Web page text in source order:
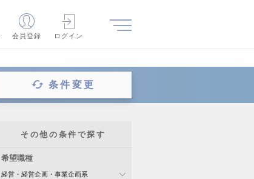
会員登録 ログイン
条件変更
その他の条件で探す
希望職種
経営・経営企画・事業企画系